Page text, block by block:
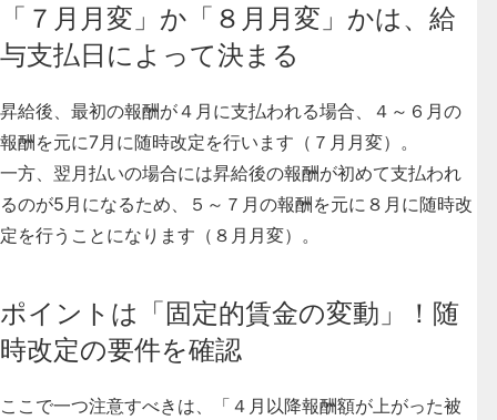
「７月月変」か「８月月変」かは、給
与支払日によって決まる
昇給後、最初の報酬が４月に支払われる場合、４～６月の
報酬を元に7月に随時改定を行います（７月月変） 。
一方、翌月払いの場合には昇給後の報酬が初めて支払われ
るのが5月になるため、５～７月の報酬を元に ８月に随時改
定を行うことになります（８月月変） 。
ポイントは「固定的賃金の変動」！随
時改定の要件を確認
ここで一つ注意すべきは、「４月以降報酬額が上がった被